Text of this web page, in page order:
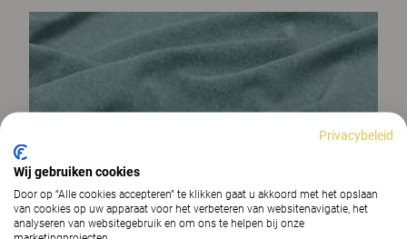
Privacybeleid
Wij gebruiken cookies
Door op “Alle cookies accepteren” te klikken gaat u akkoord met het opslaan
van cookies op uw apparaat voor het verbeteren van websitenavigatie, het
analyseren van websitegebruik en om ons te helpen bij onze